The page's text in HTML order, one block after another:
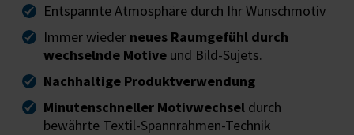
Entspannte Atmosphäre durch Ihr Wunschmotiv
Immer wieder neues Raumgefühl durch
wechselnde Motive und Bild-Sujets.
Nachhaltige Produktverwendung
Minutenschneller Motivwechsel durch
bewährte Textil-Spannrahmen-Technik